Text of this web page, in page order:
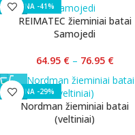
-41%
REIMATEC žieminiai batai
Samojedi
64.95 € – 76.95 €
-29%
Nordman žieminiai batai
(veltiniai)